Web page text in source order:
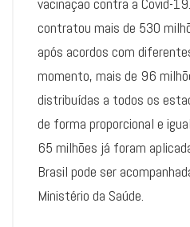
vacinação contra a Covid-
contratou mais de 530
após acordos com
momento, mais de 96
distribuídas a todos os
de forma proporcional e
65 milhões já foram
Brasil pode ser
Ministério da Saúde.